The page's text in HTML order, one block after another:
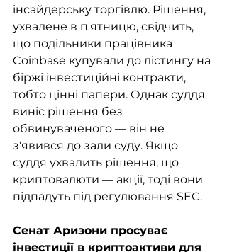
інсайдерську торгівлю. Рішення,
ухвалене в п'ятницю, свідчить,
що подільники працівника
Coinbase купували до лістингу на
біржі інвестиційні контракти,
тобто цінні папери. Однак суддя
виніс рішення без
обвинуваченого — він не
з'явився до зали суду. Якщо
суддя ухвалить рішення, що
криптовалюти — акції, тоді вони
підпадуть під регулювання SEC.
Сенат Аризони просуває
інвестиції в криптоактиви для